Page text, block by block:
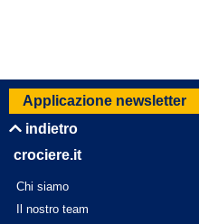
Applicazione newsletter
indietro
crociere.it
Chi siamo
Il nostro team